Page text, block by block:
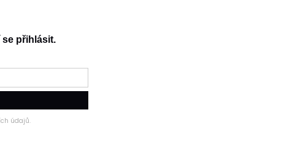
se přihlásit.
údajů.